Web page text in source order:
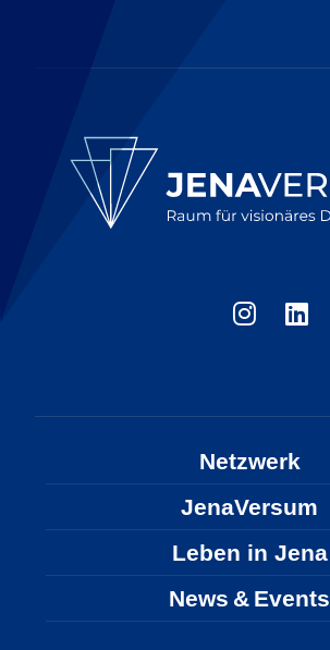
Netzwerk
JenaVersum
Leben in Jena
News & Events